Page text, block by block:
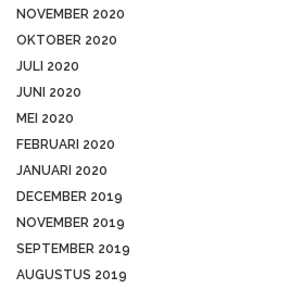
NOVEMBER 2020
OKTOBER 2020
JULI 2020
JUNI 2020
MEI 2020
FEBRUARI 2020
JANUARI 2020
DECEMBER 2019
NOVEMBER 2019
SEPTEMBER 2019
AUGUSTUS 2019